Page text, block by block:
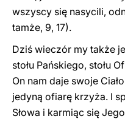
wszyscy się nasycili,
tamże, 9, 17).
Dziś wieczór my także
stołu Pańskiego, stołu
On nam daje swoje
jedyną ofiarę krzyża. I
Słowa i karmiąc się